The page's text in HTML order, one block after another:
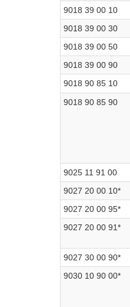
9018 39 00 10
9018 39 00 30
9018 39 00 50
9018 39 00 90
9018 90 85 10
9018 90 85 90
9025 11 91 00
9027 20 00 10*
9027 20 00 95*
9027 20 00 91*
9027 30 00 90*
9030 10 90 00*